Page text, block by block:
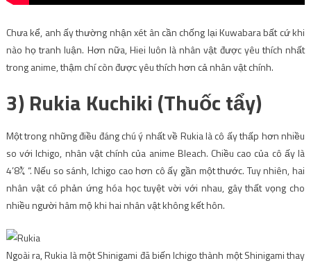
Chưa kể, anh ấy thường nhận xét ân cần chống lại Kuwabara bất cứ khi
nào họ tranh luận. Hơn nữa, Hiei luôn là nhân vật được yêu thích nhất
trong anime, thậm chí còn được yêu thích hơn cả nhân vật chính.
3) Rukia Kuchiki (Thuốc tẩy)
Một trong những điều đáng chú ý nhất về Rukia là cô ấy thấp hơn nhiều
so với Ichigo, nhân vật chính của anime Bleach. Chiều cao của cô ấy là
4’8¾ “. Nếu so sánh, Ichigo cao hơn cô ấy gần một thước. Tuy nhiên, hai
nhân vật có phản ứng hóa học tuyệt vời với nhau, gây thất vọng cho
nhiều người hâm mộ khi hai nhân vật không kết hôn.
Ngoài ra, Rukia là một Shinigami đã biến Ichigo thành một Shinigami thay